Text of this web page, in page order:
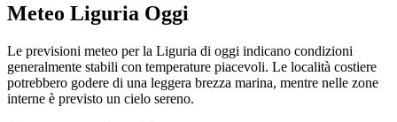
Meteo Liguria Oggi
Le previsioni meteo per la Liguria di oggi indicano condizioni
generalmente stabili con temperature piacevoli. Le località costiere
potrebbero godere di una leggera brezza marina, mentre nelle zone
interne è previsto un cielo sereno.